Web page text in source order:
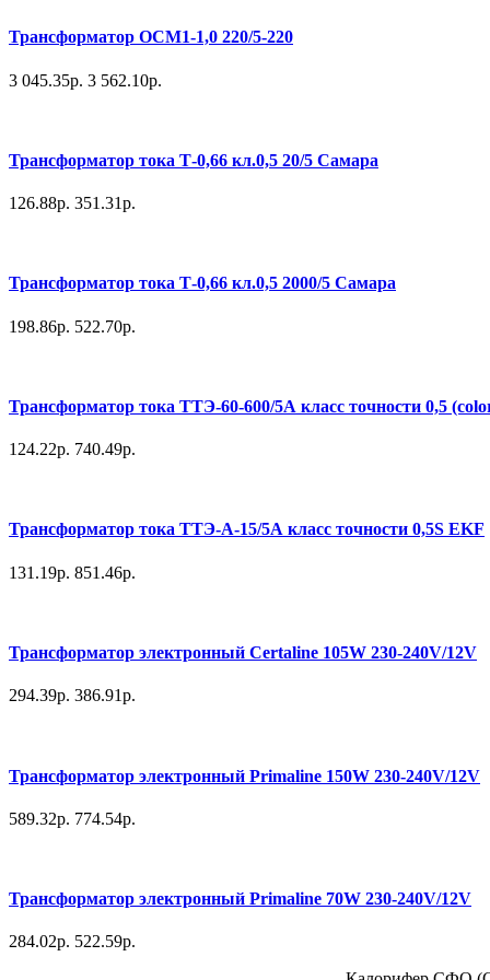
Трансформатор ОСМ1-1,0 220/5-220
3 045.35р. 3 562.10р.
Трансформатор тока Т-0,66 кл.0,5 20/5 Самара
126.88р. 351.31р.
Трансформатор тока Т-0,66 кл.0,5 2000/5 Самара
198.86р. 522.70р.
Трансформатор тока ТТЭ-60-600/5А класс точности 0,5
124.22р. 740.49р.
Трансформатор тока ТТЭ-А-15/5А класс точности 0,5S EKF
131.19р. 851.46р.
Трансформатор электронный Certaline 105W 230-240V/12V
294.39р. 386.91р.
Трансформатор электронный Primaline 150W 230-240V/12V
589.32р. 774.54р.
Трансформатор электронный Primaline 70W 230-240V/12V
284.02р. 522.59р.